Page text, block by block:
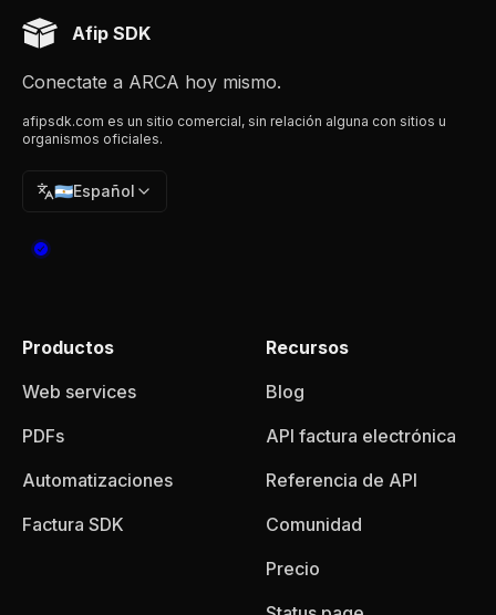
Afip SDK
Conectate a ARCA hoy mismo.
afipsdk.com es un sitio comercial, sin relación alguna con sitios u
organismos oficiales.
🇦🇷Español
Productos
Web services
PDFs
Automatizaciones
Factura SDK
Recursos
Blog
API factura electrónica
Referencia de API
Comunidad
Precio